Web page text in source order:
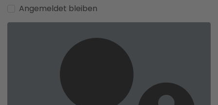
Angemeldet bleiben